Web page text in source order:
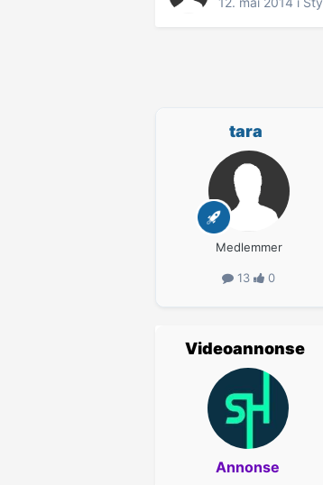
tara
Medlemmer
13 0
Videoannonse
Annonse